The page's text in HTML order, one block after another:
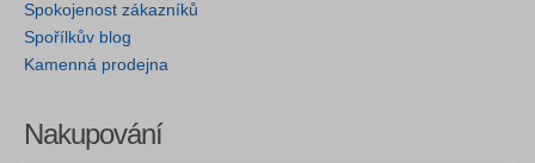
Spokojenost zákazníků
Spořílkův blog
Kamenná prodejna
Nakupování